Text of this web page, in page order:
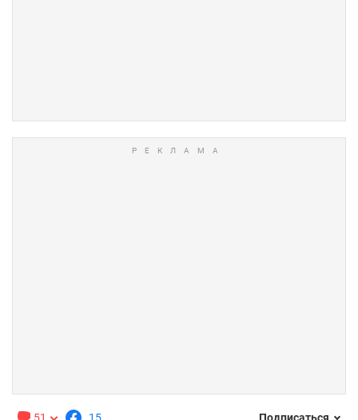
51 15